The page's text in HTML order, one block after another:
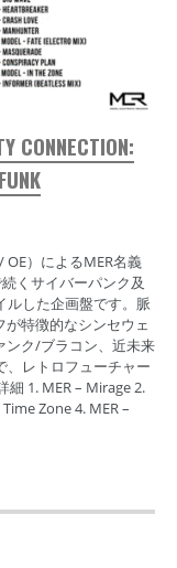
CONNECTION:
）によるMER名義
くサイバーパンク及
ルした企画盤です。脈
特徴的なシンセウェ
ンク/ブラコン、近未来
、レトロフューチャー
1. MER – Mirage 2.
Zone 4. MER –